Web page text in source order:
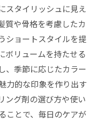
スタイリッシュに見え
質や骨格を考慮したカ
ショートスタイルを提
ボリュームを持たせる
、季節に応じたカラー
力的な印象を作り出す
ング剤の選び方や使い
ことで、毎日のケアが